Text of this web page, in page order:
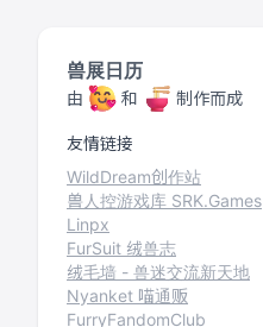
兽展日历
由 和 制作而成
友情链接
WildDream创作站
兽人控游戏库 SRK.Games
Linpx
FurSuit 绒兽志
绒毛墙 - 兽迷交流新天地
Nyanket 喵通贩
FurryFandomClub